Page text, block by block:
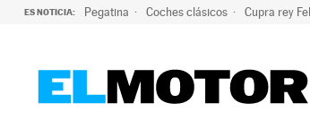
ES NOTICIA: Pegatina Coches clásicos Cupra rey